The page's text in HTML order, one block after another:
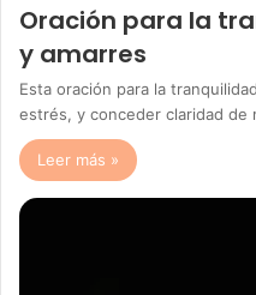
Oración para la
y amarres
Esta oración para la
estrés, y conceder claridad
Leer más »